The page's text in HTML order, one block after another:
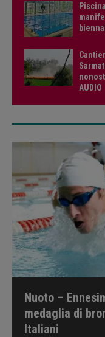
AUDIO
Nuoto –
medaglia di
Italiani